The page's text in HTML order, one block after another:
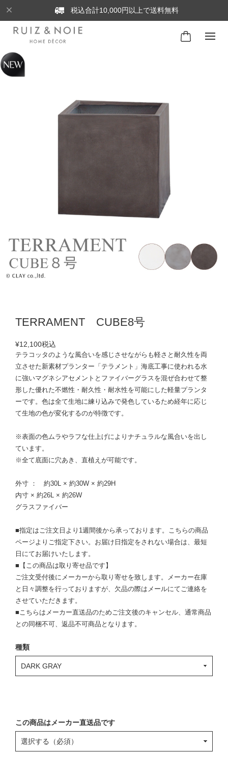
税込合計10,000円以上で送料無料
TERRAMENT CUBE8号
¥12,100税込
テラコッタのような風合いを感じさせながらも軽さと耐久性を両
立させた新素材プランター「テラメント」海底工事に使われる水
に強いマグネシアセメントとファイバーグラスを混ぜ合わせて整
形した優れた不燃性・耐久性・耐水性を可能にした軽量プランタ
ーです。色は全て生地に練り込みで発色しているため経年に応じ
て生地の色が変化するのが特徴です。
※表面の色ムラやラフな仕上げによりナチュラルな風合いを出し
ています。
※全て底面に穴あき、直植えが可能です。
外寸 ： 約30L × 約30W × 約29H
内寸 × 約26L × 約26W
グラスファイバー
■指定はご注文日より1週間後から承っております。こちらの商品
ページよりご指定下さい。お届け日指定をされない場合は、最短
日にてお届けいたします。
■【この商品は取り寄せ品です】
ご注文受付後にメーカーから取り寄せを致します。メーカー在庫
と日々調整を行っておりますが、欠品の際はメールにてご連絡を
させていただきます。
■こちらはメーカー直送品のためご注文後のキャンセル、通常商品
との同梱不可、返品不可商品となります。
種類
この商品はメーカー直送品です